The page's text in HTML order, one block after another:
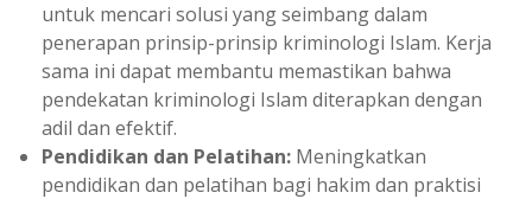
untuk mencari solusi yang seimbang dalam
penerapan prinsip-prinsip kriminologi Islam. Kerja
sama ini dapat membantu memastikan bahwa
pendekatan kriminologi Islam diterapkan dengan
adil dan efektif.
Pendidikan dan Pelatihan: Meningkatkan
pendidikan dan pelatihan bagi hakim dan praktisi